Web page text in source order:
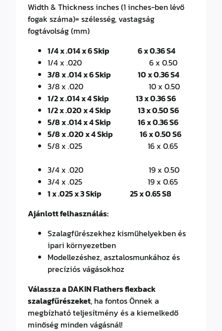
Width & Thickness inches (1 inches-ben lévő
fogak száma)= szélesség, vastagság
fogtávolság (mm)
1/4 x .014 x 6 Skip 6 x 0.36 S4
1/4 x .020 6 x 0.50
3/8 x .014 x 6 Skip 10 x 0.36 S4
3/8 x .020 10 x 0.50
1/2 x .014 x 4 Skip 13 x 0.36 S6
1/2 x .020 x 4 Skip 13 x 0.50 S6
5/8 x .014 x 4 Skip 16 x 0.36 S6
5/8 x .020 x 4 Skip 16 x 0.50 S6
5/8 x .025 16 x 0.65
3/4 x .020 19 x 0.50
3/4 x .025 19 x 0.65
1 x .025 x 3 Skip 25 x 0.65 S8
Ajánlott felhasználás:
Szalagfűrészekhez kisműhelyekben és
ipari környezetben
Modellezéshez, asztalosmunkához és
precíziós vágásokhoz
Válassza a DAKIN Flathers flexback
szalagfűrészeket, ha fontos Önnek a
megbízható teljesítmény és a kiemelkedő
minőség minden vágásnál!